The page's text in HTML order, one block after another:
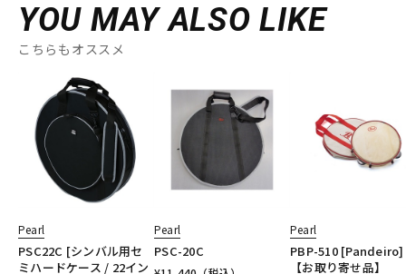
YOU MAY ALSO LIKE
こちらもオススメ
Pearl
PSC22C [シンバル用セ
ミハードケース / 22イン
Pearl
PSC-20C
Pearl
PBP-510 [Pandeiro]
【お取り寄せ品】